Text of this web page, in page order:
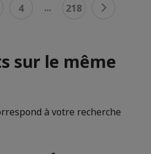
4 ... 218
sur le même
à votre recherche